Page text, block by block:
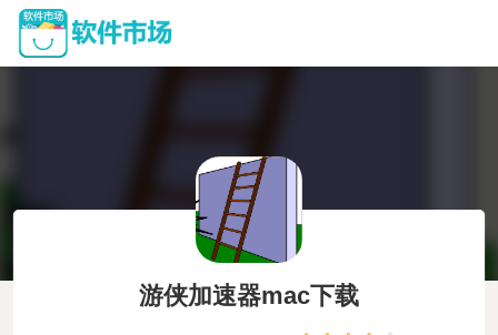
游侠加速器mac下载